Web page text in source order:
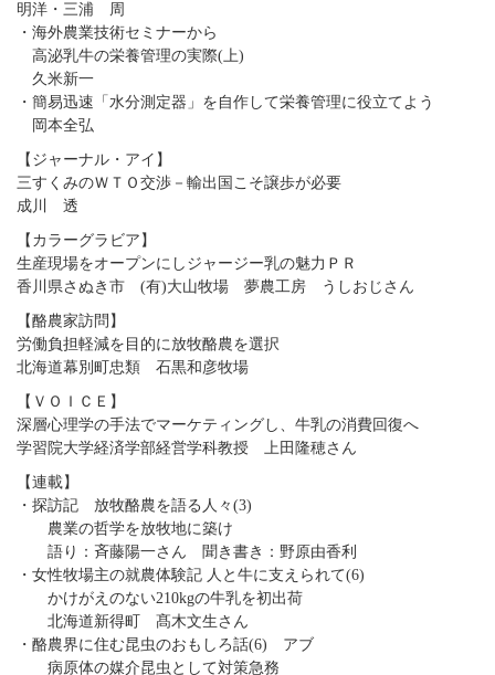
明洋・三浦 周
・海外農業技術セミナーから
高泌乳牛の栄養管理の実際(上)
久米新一
・簡易迅速「水分測定器」を自作して栄養管理に役立てよう
岡本全弘
【ジャーナル・アイ】
三すくみのＷＴＯ交渉－輸出国こそ譲歩が必要
成川 透
【カラーグラビア】
生産現場をオープンにしジャージー乳の魅力ＰＲ
香川県さぬき市 (有)大山牧場 夢農工房 うしおじさん
【酪農家訪問】
労働負担軽減を目的に放牧酪農を選択
北海道幕別町忠類 石黒和彦牧場
【ＶＯＩＣＥ】
深層心理学の手法でマーケティングし、牛乳の消費回復へ
学習院大学経済学部経営学科教授 上田隆穂さん
【連載】
・探訪記 放牧酪農を語る人々(3)
農業の哲学を放牧地に築け
語り：斉藤陽一さん 聞き書き：野原由香利
・女性牧場主の就農体験記 人と牛に支えられて(6)
かけがえのない210kgの牛乳を初出荷
北海道新得町 髙木文生さん
・酪農界に住む昆虫のおもしろ話(6) アブ
病原体の媒介昆虫として対策急務